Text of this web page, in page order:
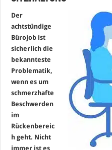
Der
achtstündige
Bürojob ist
sicherlich die
bekannteste
Problematik,
wenn es um
schmerzhafte
Beschwerden
im
Rückenbereic
h geht. Nicht
immer ist es